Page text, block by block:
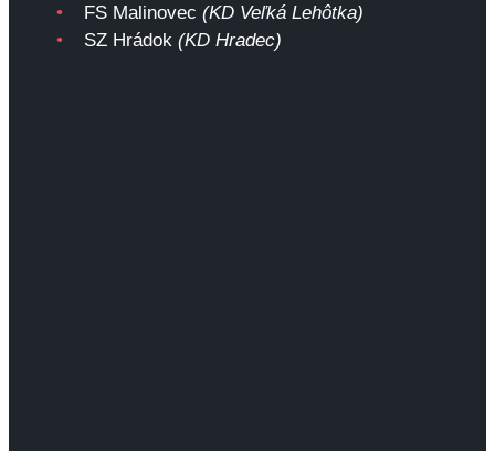
FS Malinovec(KD Veľká Lehôtka)
SZ Hrádok(KD Hradec)